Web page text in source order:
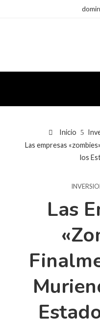
Inicio
Las empresas
los
Las